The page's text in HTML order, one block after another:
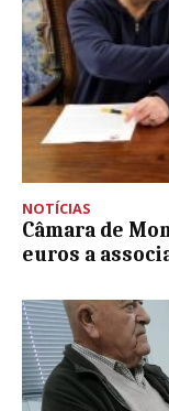
NOTÍCIAS
Câmara de
euros a